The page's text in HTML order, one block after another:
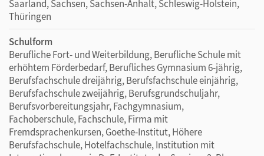
Saarland, Sachsen, Sachsen-Anhalt, Schleswig-Holstein,
Thüringen
Schulform
Berufliche Fort- und Weiterbildung, Berufliche Schule mit
erhöhtem Förderbedarf, Berufliches Gymnasium 6-jährig,
Berufsfachschule dreijährig, Berufsfachschule einjährig,
Berufsfachschule zweijährig, Berufsgrundschuljahr,
Berufsvorbereitungsjahr, Fachgymnasium,
Fachoberschule, Fachschule, Firma mit
Fremdsprachenkursen, Goethe-Institut, Höhere
Berufsfachschule, Hotelfachschule, Institution mit